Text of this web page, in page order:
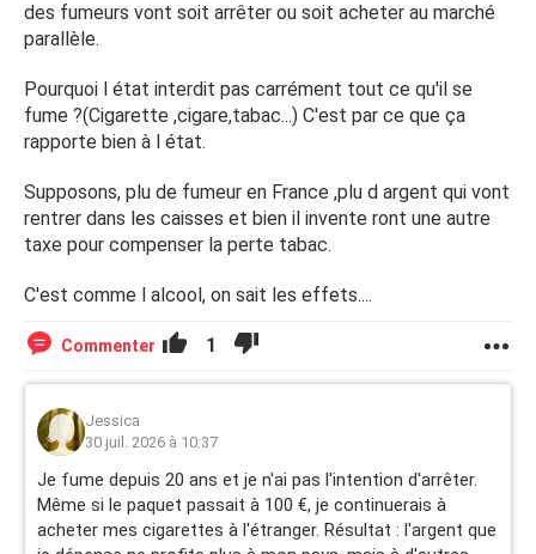
des fumeurs vont soit arrêter ou soit acheter au marché
parallèle.
Pourquoi l état interdit pas carrément tout ce qu'il se
fume ?(Cigarette ,cigare,tabac...) C'est par ce que ça
rapporte bien à l état.
Supposons, plu de fumeur en France ,plu d argent qui vont
rentrer dans les caisses et bien il invente ront une autre
taxe pour compenser la perte tabac.
C'est comme l alcool, on sait les effets....
Commenter 1
Jessica
30 juil. 2026 à 10:37
Je fume depuis 20 ans et je n'ai pas l'intention d'arrêter.
Même si le paquet passait à 100 €, je continuerais à
acheter mes cigarettes à l'étranger. Résultat : l'argent que